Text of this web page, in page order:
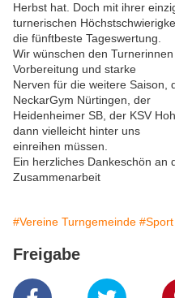
Herbst hat. Doch mit ihrer
turnerischen
die fünftbeste Tageswertung.
Wir wünschen den
Vorbereitung und starke
Nerven für die weitere Saison,
NeckarGym Nürtingen, der
Heidenheimer SB, der KSV
dann vielleicht hinter uns
einreihen müssen.
Ein herzliches Dankeschön an
Zusammenarbeit
#Vereine Turngemeinde #Sport
Freigabe